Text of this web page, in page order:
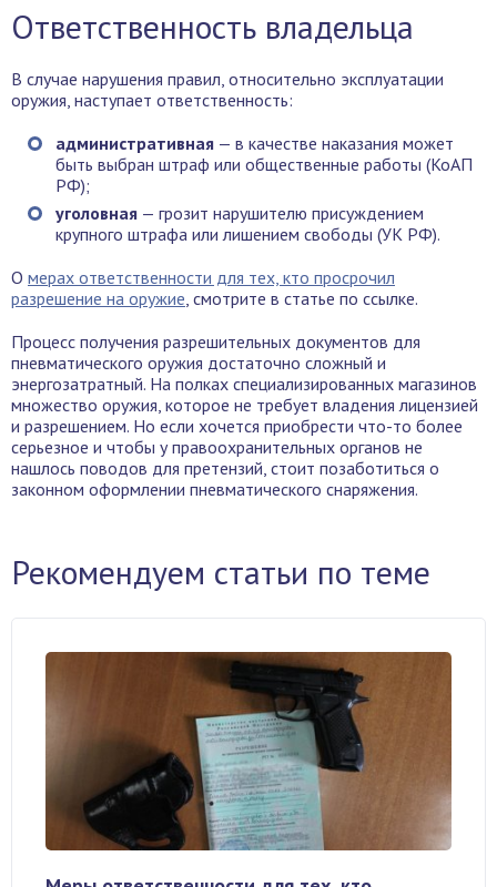
Ответственность владельца
В случае нарушения правил, относительно эксплуатации
оружия, наступает ответственность:
административная — в качестве наказания может
быть выбран штраф или общественные работы (КоАП
РФ);
уголовная — грозит нарушителю присуждением
крупного штрафа или лишением свободы (УК РФ).
О мерах ответственности для тех, кто просрочил
разрешение на оружие, смотрите в статье по ссылке.
Процесс получения разрешительных документов для
пневматического оружия достаточно сложный и
энергозатратный. На полках специализированных магазинов
множество оружия, которое не требует владения лицензией
и разрешением. Но если хочется приобрести что-то более
серьезное и чтобы у правоохранительных органов не
нашлось поводов для претензий, стоит позаботиться о
законном оформлении пневматического снаряжения.
Рекомендуем статьи по теме